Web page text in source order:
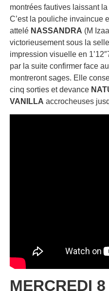
montrées fautives laissant
C’est la pouliche invaincue
attelé NASSANDRA (M
victorieusement sous la
impression visuelle en
par la suite confirmer face
montreront sages. Elle
cinq sorties et devance
VANILLA accrocheuses
MERCREDI